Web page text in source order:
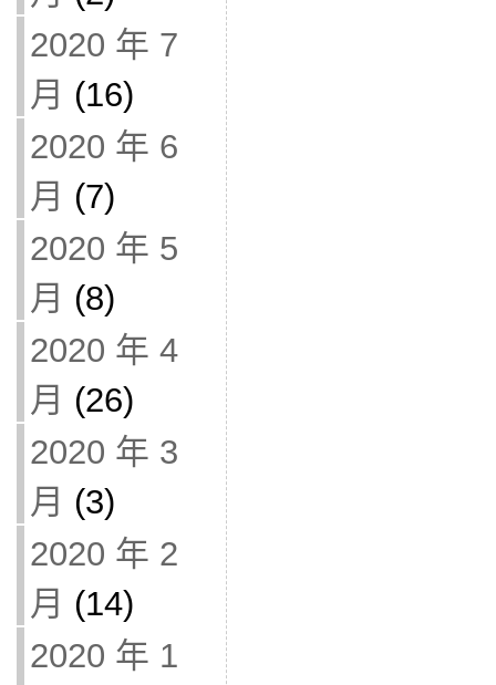
2020 年 7
月 (16)
2020 年 6
月 (7)
2020 年 5
月 (8)
2020 年 4
月 (26)
2020 年 3
月 (3)
2020 年 2
月 (14)
2020 年 1